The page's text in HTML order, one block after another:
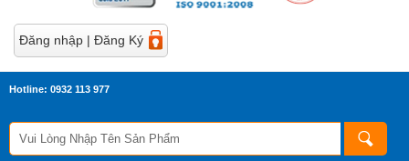
Đăng nhập | Đăng Ký
Hotline: 0932 113 977